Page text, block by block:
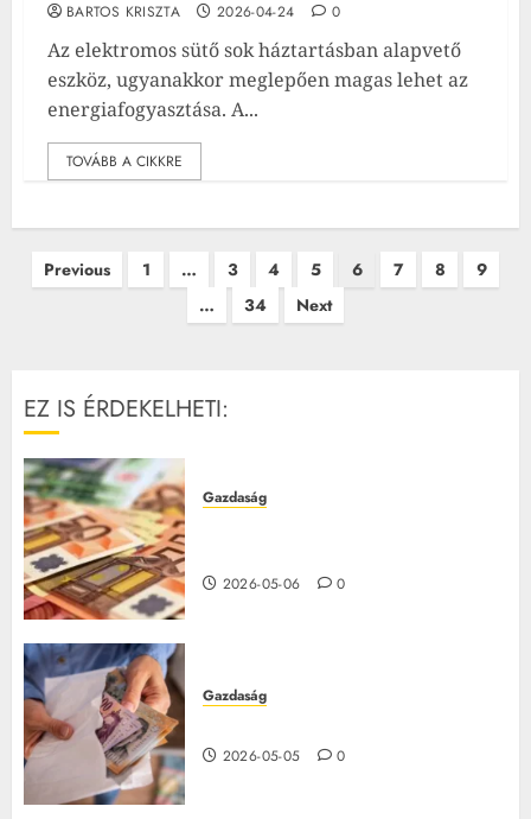
BARTOS KRISZTA 2026-04-24 0
Az elektromos sütő sok háztartásban alapvető
eszköz, ugyanakkor meglepően magas lehet az
energiafogyasztása. A...
TOVÁBB A CIKKRE
Bejegyzések
Previous 1 … 3 4 5 6 7 8
9
…
34 Next
EZ IS ÉRDEKELHETI:
Gazdaság
2026-05-06 0
Gazdaság
2026-05-05 0